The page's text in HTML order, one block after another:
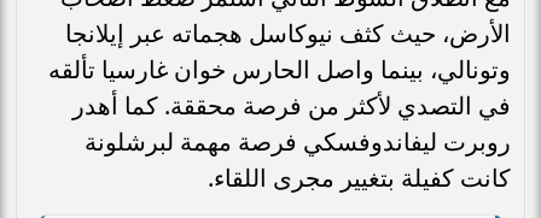
الأرض، حيث كثف نيوكاسل هجماته عبر إيلانجا
وتونالي، بينما واصل الحارس خوان غارسيا تألقه
في التصدي لأكثر من فرصة محققة. كما أهدر
روبرت ليفاندوفسكي فرصة مهمة لبرشلونة
كانت كفيلة بتغيير مجرى اللقاء.